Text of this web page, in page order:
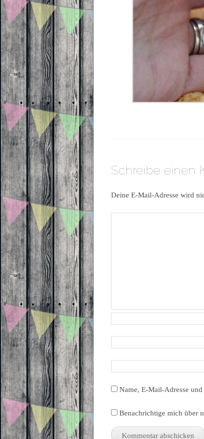
Schreibe einen
Deine E-Mail-Adresse wird
Name, E-Mail-Adresse
Benachrichtige mich über